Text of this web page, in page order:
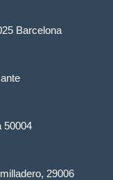
Barcelona
50004
29006